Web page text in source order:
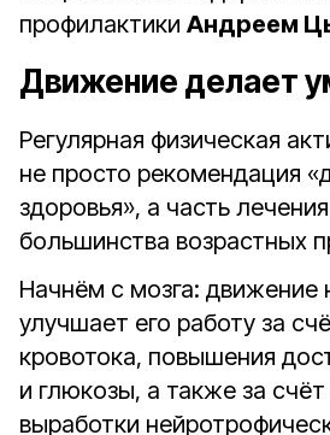
профилактики Андреем
Движение делает
Регулярная физическая
не просто рекомендация
здоровья», а часть
большинства возрастных
Начнём с мозга: движение
улучшает его работу за
кровотока, повышения
и глюкозы, а также за
выработки